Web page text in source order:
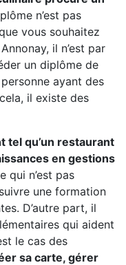
n’est pas
vous souhaitez
il n’est par
un diplôme de
ayant des
il existe des
tel qu’un restaurant
en gestions
qui n’est pas
une formation
D’autre part, il
qui aident
le cas des
sa carte, gérer